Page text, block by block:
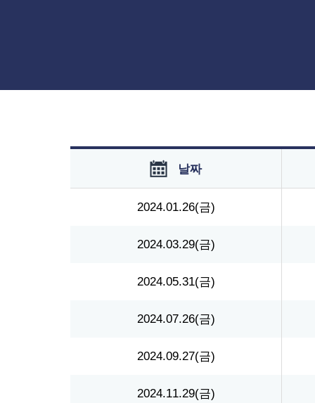
날짜
2024.01.26(금)
2024.03.29(금)
2024.05.31(금)
2024.07.26(금)
2024.09.27(금)
2024.11.29(금)